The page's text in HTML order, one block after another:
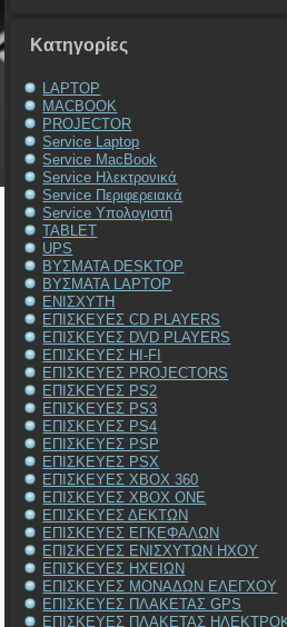
Kατηγορίες
LAPTOP
MACBOOK
PROJECTOR
Service Laptop
Service MacBook
Service Ηλεκτρονικά
Service Περιφερειακά
Service Υπολογιστή
TABLET
UPS
ΒΥΣΜΑΤΑ DESKTOP
ΒΥΣΜΑΤΑ LAPTOP
ΕΝΙΣΧΥΤΗ
ΕΠΙΣΚΕΥΕΣ CD PLAYERS
ΕΠΙΣΚΕΥΕΣ DVD PLAYERS
ΕΠΙΣΚΕΥΕΣ HI-FI
ΕΠΙΣΚΕΥΕΣ PROJECTORS
ΕΠΙΣΚΕΥΕΣ PS2
ΕΠΙΣΚΕΥΕΣ PS3
ΕΠΙΣΚΕΥΕΣ PS4
ΕΠΙΣΚΕΥΕΣ PSP
ΕΠΙΣΚΕΥΕΣ PSX
ΕΠΙΣΚΕΥΕΣ XBOX 360
ΕΠΙΣΚΕΥΕΣ XBOX ONE
ΕΠΙΣΚΕΥΕΣ ΔΕΚΤΩΝ
ΕΠΙΣΚΕΥΕΣ ΕΓΚΕΦΑΛΩΝ
ΕΠΙΣΚΕΥΕΣ ΕΝΙΣΧΥΤΩΝ ΗΧΟΥ
ΕΠΙΣΚΕΥΕΣ ΗΧΕΙΩΝ
ΕΠΙΣΚΕΥΕΣ ΜΟΝΑΔΩΝ ΕΛΕΓΧΟΥ
ΕΠΙΣΚΕΥΕΣ ΠΛΑΚΕΤΑΣ GPS
ΕΠΙΣΚΕΥΕΣ ΠΛΑΚΕΤΑΣ